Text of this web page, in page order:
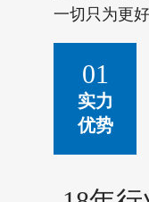
一切只为更
01
实力
优势